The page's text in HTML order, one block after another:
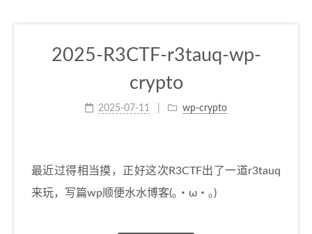
2025-R3CTF-r3tauq-wp-
crypto
2025-07-11 wp-crypto
最近过得相当摸，正好这次R3CTF出了一道r3tauq
来玩，写篇wp顺便水水博客(｡・ω・｡)